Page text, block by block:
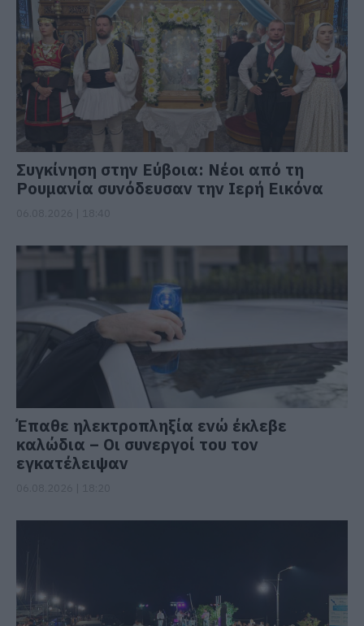
Συγκίνηση στην Εύβοια: Νέοι από τη
Ρουμανία συνόδευσαν την Ιερή Εικόνα
Έπαθε ηλεκτροπληξία ενώ έκλεβε
καλώδια – Οι συνεργοί του τον
εγκατέλειψαν